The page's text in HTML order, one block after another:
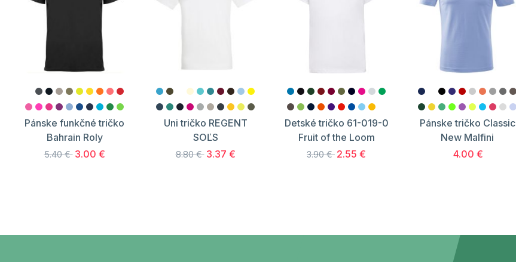
Pánske funkčné tričko
Bahrain Roly
5.40 € 3.00 €
Uni tričko REGENT
SOĽS
8.80 € 3.37 €
Detské tričko 61-019-0
Fruit of the Loom
3.90 € 2.55 €
Pánske tričko Classic
New Malfini
4.00 €